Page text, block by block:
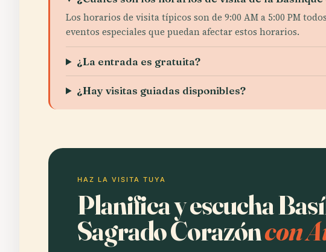
Los horarios de visita típicos son de 9:00 AM a 5:00 PM
eventos especiales que puedan afectar estos horarios.
¿La entrada es gratuita?
¿Hay visitas guiadas disponibles?
HAZ LA VISITA TUYA
Planifica y escucha
Sagrado Corazóncon